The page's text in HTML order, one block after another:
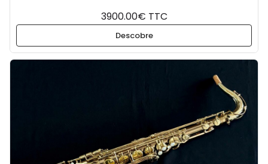
3900.00€ TTC
Descobre